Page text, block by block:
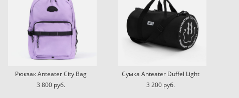
Рюкзак Anteater City Bag
3 800 pуб.
Сумка Anteater Duffel Light
3 200 pуб.